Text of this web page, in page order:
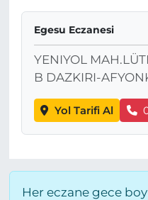
Egesu Eczanesi
YENIYOL
B DAZKIRI-
Yol Tarifi Al
Her eczane gece